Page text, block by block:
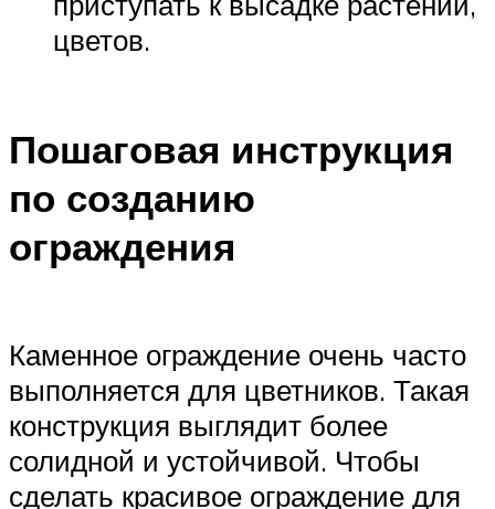
цветов.
Пошаговая инструкция
по созданию
ограждения
Каменное ограждение очень часто
выполняется для цветников. Такая
конструкция выглядит более
солидной и устойчивой. Чтобы
сделать красивое ограждение для